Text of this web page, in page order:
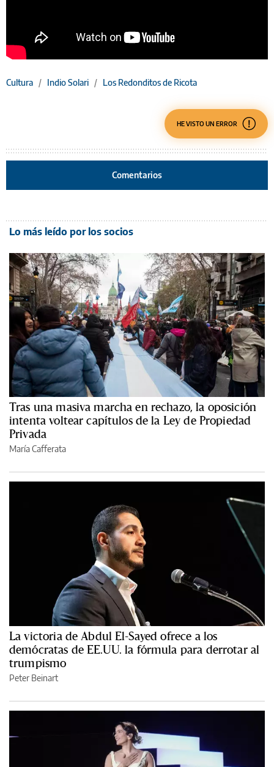
Cultura / Indio Solari / Los Redonditos de Ricota
HE VISTO UN ERROR
Comentarios
Lo más leído por los socios
Tras una masiva marcha en rechazo, la oposición
intenta voltear capítulos de la Ley de Propiedad
Privada
María Cafferata
La victoria de Abdul El-Sayed ofrece a los
demócratas de EE.UU. la fórmula para derrotar al
trumpismo
Peter Beinart